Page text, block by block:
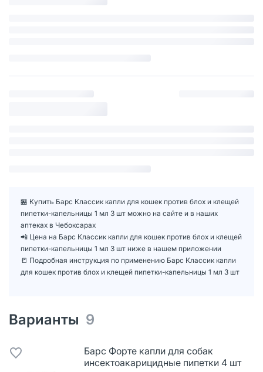
🏪 Купить Барс Классик капли для кошек против блох и клещей
пипетки-капельницы 1 мл 3 шт можно на сайте и в наших
аптеках в Чебоксарах
📲 Цена на Барс Классик капли для кошек против блох и клещей
пипетки-капельницы 1 мл 3 шт ниже в нашем приложении
📒 Подробная инструкция по применению Барс Классик капли
для кошек против блох и клещей пипетки-капельницы 1 мл 3 шт
Варианты 9
Барс Форте капли для собак
инсектоакарицидные пипетки 4 шт